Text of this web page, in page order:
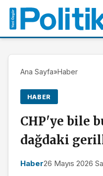
Ana Sayfa»Haber
HABER
CHP'ye bile
dağdaki
Haber26 Mayıs 2026